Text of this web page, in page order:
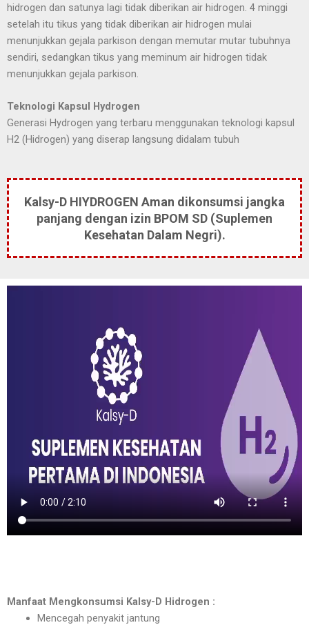
hidrogen dan satunya lagi tidak diberikan air hidrogen. 4 minggi
setelah itu tikus yang tidak diberikan air hidrogen mulai
menunjukkan gejala parkison dengan memutar mutar tubuhnya
sendiri, sedangkan tikus yang meminum air hidrogen tidak
menunjukkan gejala parkison.
Teknologi Kapsul Hydrogen
Generasi Hydrogen yang terbaru menggunakan teknologi kapsul
H2 (Hidrogen) yang diserap langsung didalam tubuh
Kalsy-D HIYDROGEN Aman dikonsumsi jangka
panjang dengan izin BPOM SD (Suplemen
Kesehatan Dalam Negri).
Manfaat Mengkonsumsi Kalsy-D Hidrogen :
Mencegah penyakit jantung